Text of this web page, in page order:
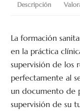
Descripción
La formación
en la práctica
supervisión de los
perfectamente al
un documento de
supervisión de su